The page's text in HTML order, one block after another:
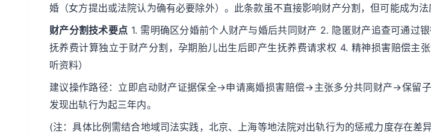
婚（女方提出或法院认为确有必要除外）。此条款虽不直接影响财产分割，但可能成为法
财产分割技术要点 1. 需明确区分婚前个人财产与婚后共同财产 2. 隐匿财产追查可通过
抚养费计算独立于财产分割，孕期胎儿出生后即产生抚养费请求权 4. 精神损害赔偿主
听资料）
建议操作路径：立即启动财产证据保全→申请离婚损害赔偿→主张多分共同财产→保留
发现出轨行为起三年内。
(注：具体比例需结合地域司法实践，北京、上海等地法院对出轨行为的惩戒力度存在差